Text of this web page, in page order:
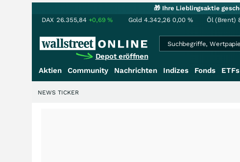
🎁 Ihre Lieblingsaktie
DAX 26.355,84 +0,69% Gold 4.342,26 0,00 % Öl (Brent)
Depot eröffnen
Aktien Community Nachrichten Indizes Fonds ETFs
NEWS TICKER